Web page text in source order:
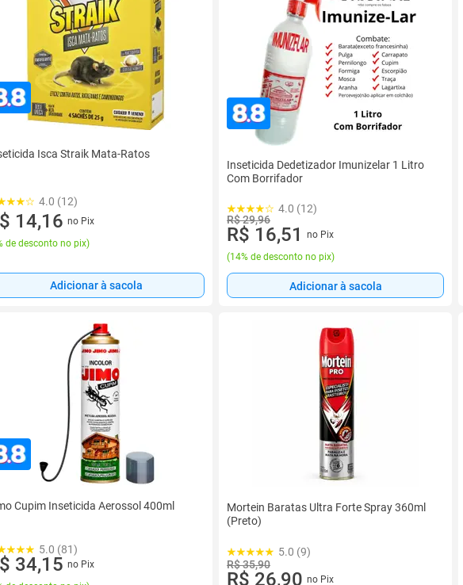
Isca Straik Mata-Ratos
4.0 (12)
14,16 no Pix
de desconto no pix)
Adicionar à sacola
Inseticida Dedetizador Imunizelar 1 Litro
Com Borrifador
4.0 (12)
R$ 29,96
R$ 16,51
no Pix
(14% de desconto no pix)
Adicionar à sacola
Cupim Inseticida Aerossol 400ml
5.0 (81)
34,15 no Pix
Mortein Baratas Ultra Forte Spray 360ml
(Preto)
5.0 (9)
R$ 35,90
R$ 26,90 no Pix